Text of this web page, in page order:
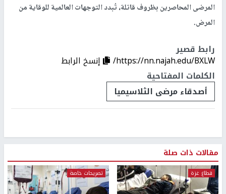
المرضى المحاصرين بظروف قاتلة، تُبدد التوجهات العالمية للوقاية من
المرض.
رابط قصير
https://nn.najah.edu/BXLW/
إنسخ الرابط
الكلمات المفتاحية
أصدقاء مرضى الثلاسيميا
مقالات ذات صلة
قطاع غزة تصريحات خاصة